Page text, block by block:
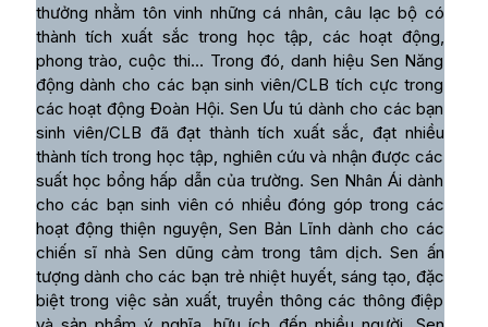
thưởng nhằm tôn vinh những cá nhân, câu lạc bộ có
thành tích xuất sắc trong học tập, các hoạt động,
phong trào, cuộc thi… Trong đó, danh hiệu Sen Năng
động dành cho các bạn sinh viên/CLB tích cực trong
các hoạt động Đoàn Hội. Sen Ưu tú dành cho các bạn
sinh viên/CLB đã đạt thành tích xuất sắc, đạt nhiều
thành tích trong học tập, nghiên cứu và nhận được các
suất học bổng hấp dẫn của trường. Sen Nhân Ái dành
cho các bạn sinh viên có nhiều đóng góp trong các
hoạt động thiện nguyện, Sen Bản Lĩnh dành cho các
chiến sĩ nhà Sen dũng cảm trong tâm dịch. Sen ấn
tượng dành cho các bạn trẻ nhiệt huyết, sáng tạo, đặc
biệt trong việc sản xuất, truyền thông các thông điệp